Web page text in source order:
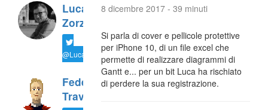
Luca
Zorzi
@LucaTNT
Federico
Travaini
8 dicembre 2017 - 39 minuti
Si parla di cover e pellicole protettive
per iPhone 10, di un file excel che
permette di realizzare diagrammi di
Gantt e... per un bit Luca ha rischiato
di perdere la sua registrazione.